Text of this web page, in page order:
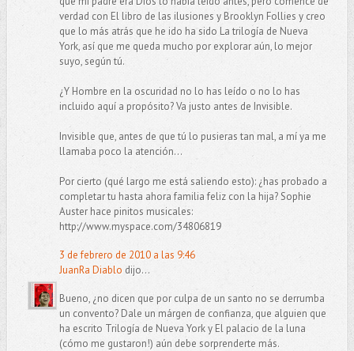
verdad con El libro de las ilusiones y Brooklyn Follies y creo
que lo más atrás que he ido ha sido La trilogía de Nueva
York, así que me queda mucho por explorar aún, lo mejor
suyo, según tú.
¿Y Hombre en la oscuridad no lo has leído o no lo has
incluido aquí a propósito? Va justo antes de Invisible.
Invisible que, antes de que tú lo pusieras tan mal, a mí ya me
llamaba poco la atención...
Por cierto (qué largo me está saliendo esto): ¿has probado a
completar tu hasta ahora familia feliz con la hija? Sophie
Auster hace pinitos musicales:
http://www.myspace.com/34806819
3 de febrero de 2010 a las 9:46
JuanRa Diablo dijo...
Bueno, ¿no dicen que por culpa de un santo no se derrumba
un convento? Dale un márgen de confianza, que alguien que
ha escrito Trilogía de Nueva York y El palacio de la luna
(cómo me gustaron!) aún debe sorprenderte más.